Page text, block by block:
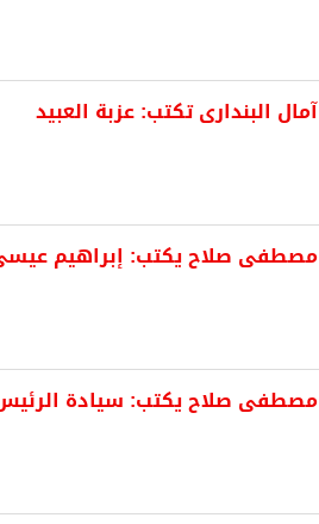
آمال البندارى تكتب: عزبة العبيد
مصطفى صلاح يكتب: إبراهيم
مصطفى صلاح يكتب: سيادة